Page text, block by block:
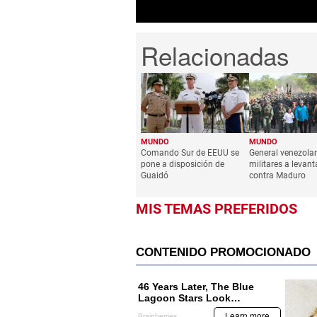
MUNDO
Comando Sur de EEUU se
pone a disposición de
Guaidó
MUNDO
General
militares a
contra Maduro
MIS TEMAS PREFERIDOS